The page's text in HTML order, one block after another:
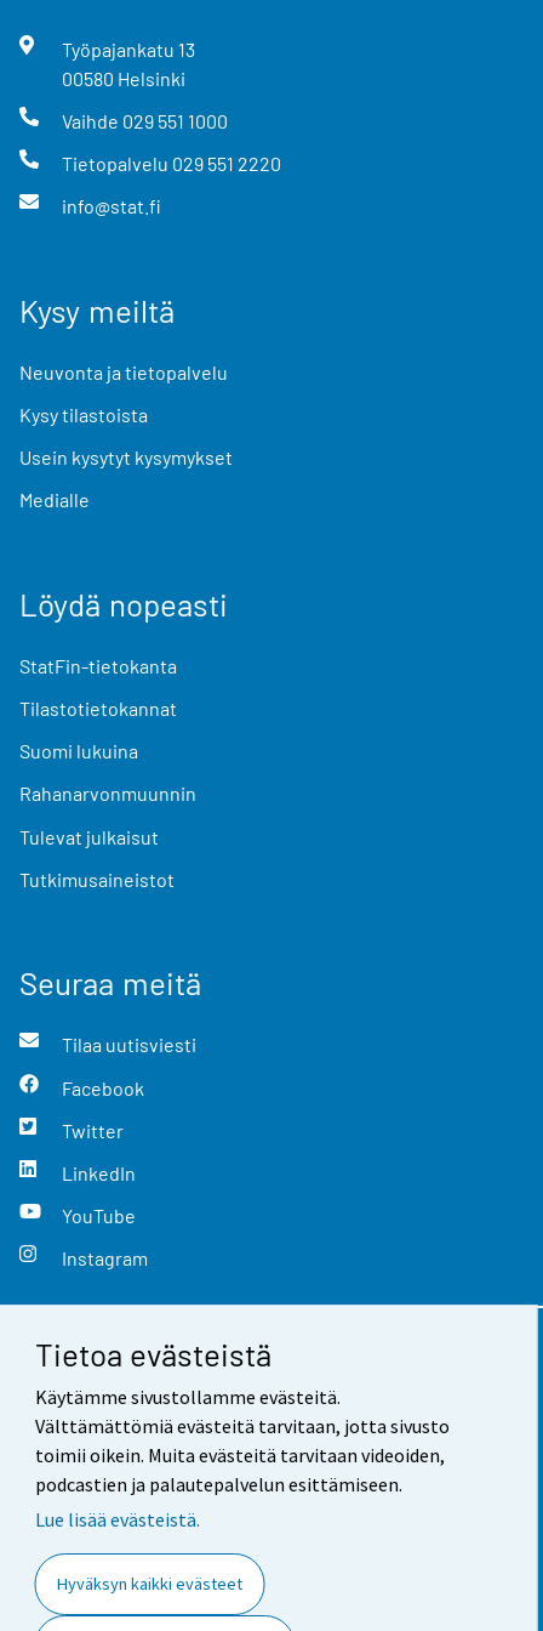
Tietoa evästeistä
Käytämme sivustollamme evästeitä.
Välttämättömiä evästeitä tarvitaan, jotta sivusto
toimii oikein. Muita evästeitä tarvitaan videoiden,
podcastien ja palautepalvelun esittämiseen.
Lue lisää evästeistä.
Hyväksyn kaikki evästeet
Työpajankatu 13
00580 Helsinki
Vaihde 029 551 1000
Tietopalvelu 029 551 2220
info@stat.fi
Kysy meiltä
Neuvonta ja tietopalvelu
Kysy tilastoista
Usein kysytyt kysymykset
Medialle
Löydä nopeasti
StatFin-tietokanta
Tilastotietokannat
Suomi lukuina
Rahanarvonmuunnin
Tulevat julkaisut
Tutkimusaineistot
Seuraa meitä
Tilaa uutisviesti
Facebook
Twitter
LinkedIn
YouTube
Instagram
Yhteystiedot
Palaute
Käyttöehdot
Saavutettavuus
Tietoa sivustosta